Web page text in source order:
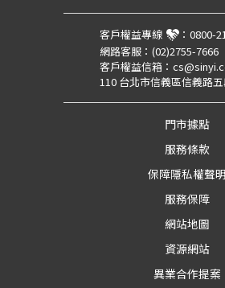
客戶權益專線 ： 0800-
網路客服： (02)2755-7666
客戶權益信箱：
110 台北市信義區信義路
門市據點
服務條款
保障隱私權聲明
服務保障
網站地圖
資源網站
異業合作提案